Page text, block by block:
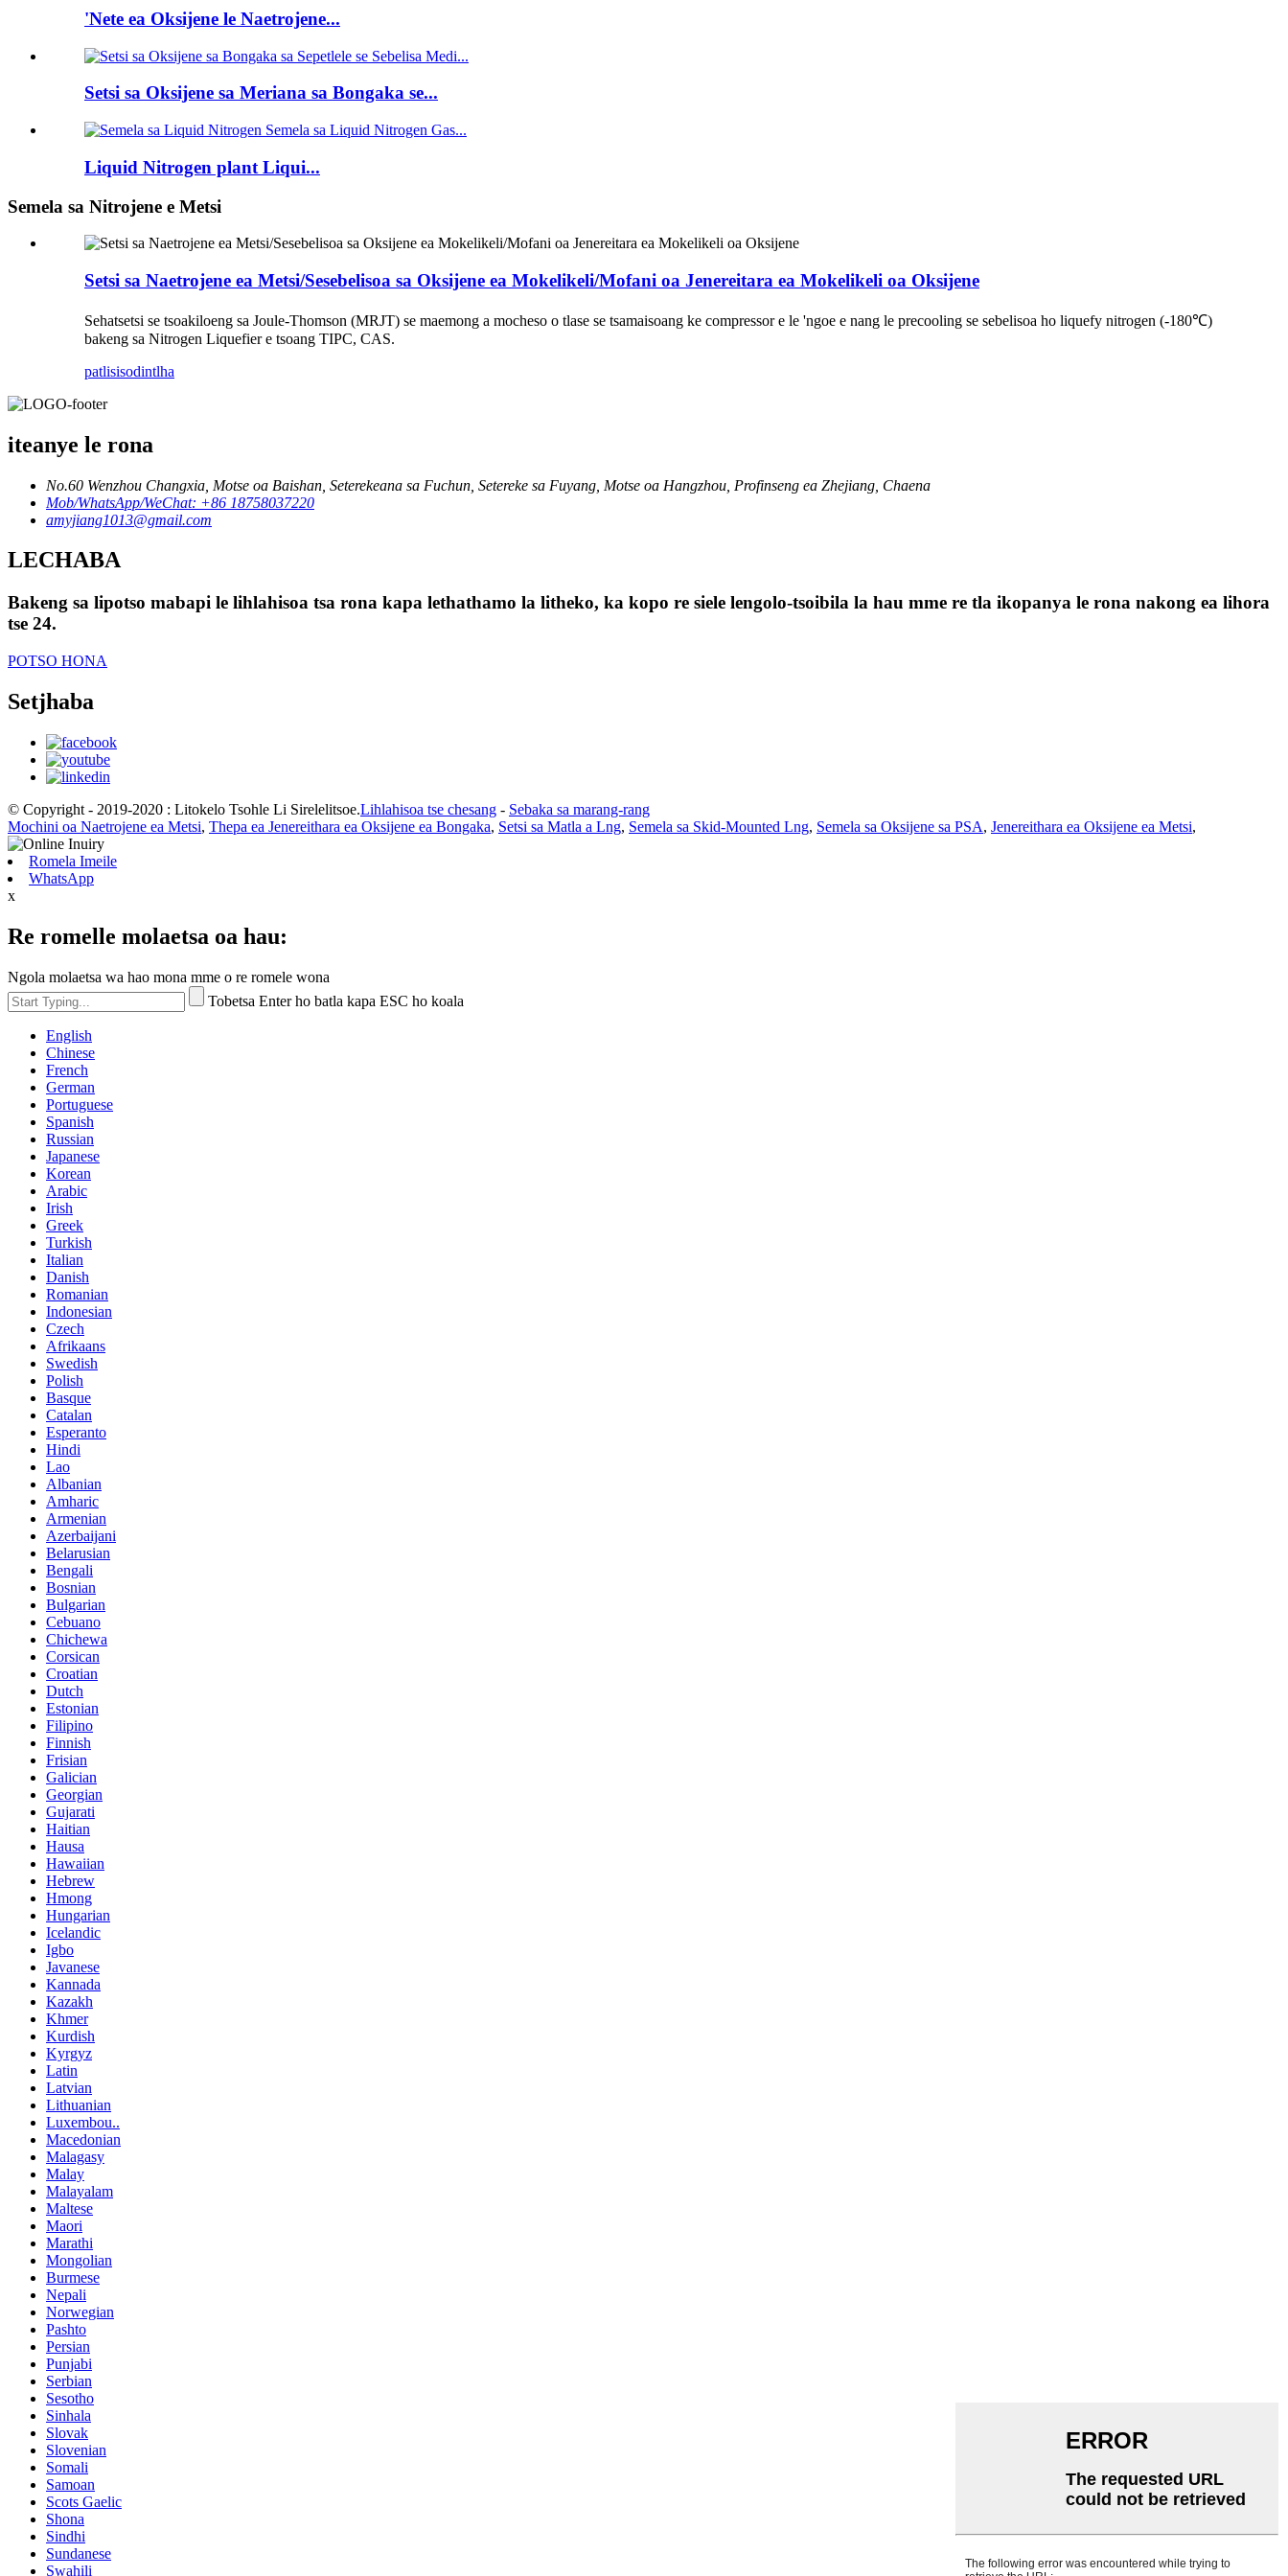
'Nete ea Oksijene le Naetrojene...
Setsi sa Oksijene sa Meriana sa Bongaka se...
Liquid Nitrogen plant Liqui...
Semela sa Nitrojene e Metsi
Setsi sa Naetrojene ea Metsi/Sesebelisoa sa Oksijene ea Mokelikeli/Mofani oa Jenereitara ea Mokelikeli oa Oksijene
Sehatsetsi se tsoakiloeng sa Joule-Thomson (MRJT) se maemong a mocheso o tlase se tsamaisoang ke compressor e le 'ngoe e nang le precooling se sebelisoa ho liquefy nitrogen (-180℃)
bakeng sa Nitrogen Liquefier e tsoang TIPC, CAS.
patlisisodintlha
iteanye le rona
No.60 Wenzhou Changxia, Motse oa Baishan, Seterekeana sa Fuchun, Setereke sa Fuyang, Motse oa Hangzhou, Profinseng ea Zhejiang, Chaena
Mob/WhatsApp/WeChat: +86 18758037220
amyjiang1013@gmail.com
LECHABA
Bakeng sa lipotso mabapi le lihlahisoa tsa rona kapa lethathamo la litheko, ka kopo re siele lengolo-tsoibila la hau mme re tla ikopanya le rona nakong ea lihora
tse 24.
POTSO HONA
Setjhaba
© Copyright - 2019-2020 : Litokelo Tsohle Li Sirelelitsoe.Lihlahisoa tse chesang - Sebaka sa marang-rang
Mochini oa Naetrojene ea Metsi, Thepa ea Jenereithara ea Oksijene ea Bongaka, Setsi sa Matla a Lng, Semela sa Skid-Mounted Lng, Semela sa Oksijene sa PSA, Jenereithara ea Oksijene ea Metsi,
Romela Imeile
WhatsApp
x
Re romelle molaetsa oa hau:
Ngola molaetsa wa hao mona mme o re romele wona
Tobetsa Enter ho batla kapa ESC ho koala
English
Chinese
French
German
Portuguese
Spanish
Russian
Japanese
Korean
Arabic
Irish
Greek
Turkish
Italian
Danish
Romanian
Indonesian
Czech
Afrikaans
Swedish
Polish
Basque
Catalan
Esperanto
Hindi
Lao
Albanian
Amharic
Armenian
Azerbaijani
Belarusian
Bengali
Bosnian
Bulgarian
Cebuano
Chichewa
Corsican
Croatian
Dutch
Estonian
Filipino
Finnish
Frisian
Galician
Georgian
Gujarati
Haitian
Hausa
Hawaiian
Hebrew
Hmong
Hungarian
Icelandic
Igbo
Javanese
Kannada
Kazakh
Khmer
Kurdish
Kyrgyz
Latin
Latvian
Lithuanian
Luxembou..
Macedonian
Malagasy
Malay
Malayalam
Maltese
Maori
Marathi
Mongolian
Burmese
Nepali
Norwegian
Pashto
Persian
Punjabi
Serbian
Sesotho
Sinhala
Slovak
Slovenian
Somali
Samoan
Scots Gaelic
Shona
Sindhi
Sundanese
Swahili